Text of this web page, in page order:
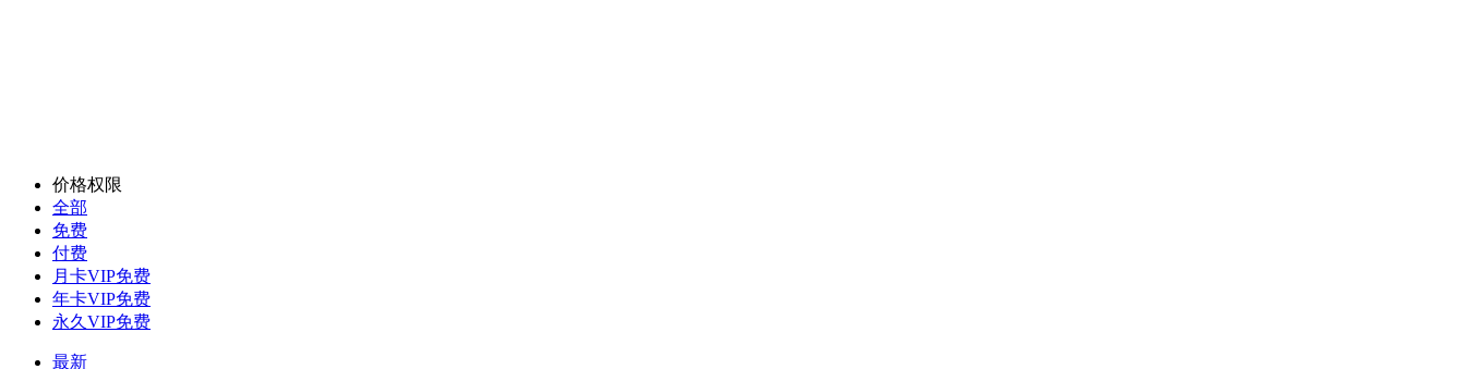
价格权限
全部
免费
付费
月卡VIP免费
年卡VIP免费
永久VIP免费
最新